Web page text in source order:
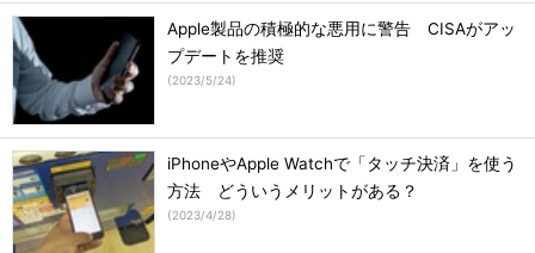
Apple製品の積極的な悪用に警告 CISAがアッ
プデートを推奨
(2023/5/24)
iPhoneやApple Watchで「タッチ決済」を使う
方法 どういうメリットがある？
(2023/4/28)